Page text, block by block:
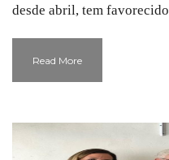
desde abril, tem
Read More